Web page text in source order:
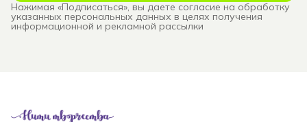
Нажимая «Подписаться», вы даете согласие на обработку
указанных персональных данных в целях получения
информационной и рекламной рассылки